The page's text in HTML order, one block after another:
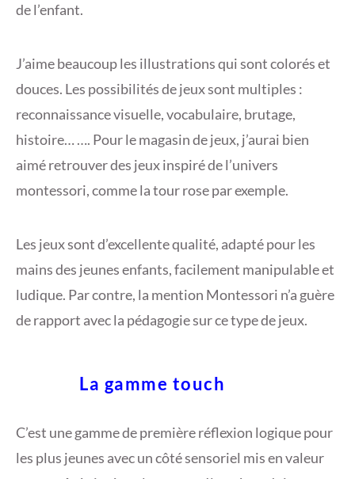
de l’enfant.
J’aime beaucoup les illustrations qui sont colorés et
douces. Les possibilités de jeux sont multiples :
reconnaissance visuelle, vocabulaire, brutage,
histoire… …. Pour le magasin de jeux, j’aurai bien
aimé retrouver des jeux inspiré de l’univers
montessori, comme la tour rose par exemple.
Les jeux sont d’excellente qualité, adapté pour les
mains des jeunes enfants, facilement manipulable et
ludique. Par contre, la mention Montessori n’a guère
de rapport avec la pédagogie sur ce type de jeux.
La gamme touch
C’est une gamme de première réflexion logique pour
les plus jeunes avec un côté sensoriel mis en valeur